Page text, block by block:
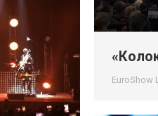
EuroShow